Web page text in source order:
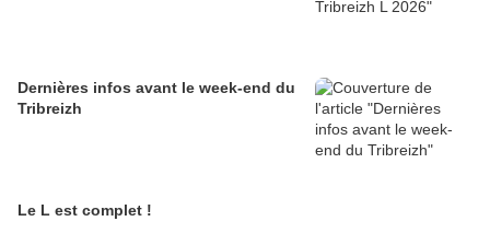
Dernières infos avant le week-end du
Tribreizh
Le L est complet !